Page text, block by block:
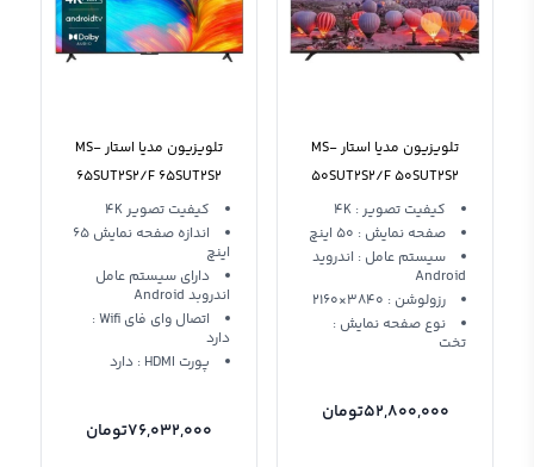
تلویزیون مدیا استار MS-
50SUT2S2/F 50SUT2S2
کیفیت تصویر : 4K
صفحه نمایش : 50 اینچ
سیستم عامل : اندروید
Android
رزولوشن : 3840×2160
نوع صفحه نمایش :
تخت
52,800,000تومان
تلویزیون مدیا استار MS-
65SUT2S2/F 65SUT2S2
کیفیت تصویر 4K
اندازه صفحه نمایش 65
اینچ
دارای سیستم عامل
اندروبد Android
اتصال وای فای Wifi :
دارد
پورت HDMI : دارد
76,032,000تومان